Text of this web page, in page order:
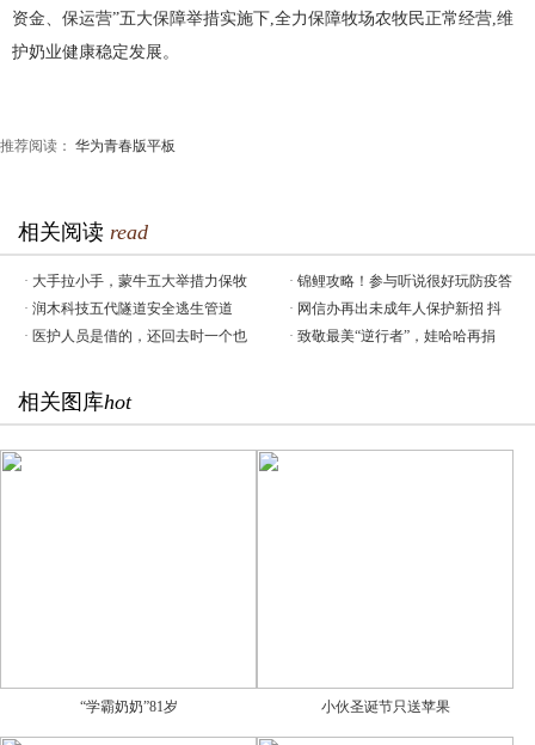
资金、保运营”五大保障举措实施下,全力保障牧场农牧民正常经营,维
护奶业健康稳定发展。
推荐阅读： 华为青春版平板
相关阅读 read
· 大手拉小手，蒙牛五大举措力保牧 · 锦鲤攻略！参与听说很好玩防疫答
· 润木科技五代隧道安全逃生管道 · 网信办再出未成年人保护新招 抖
· 医护人员是借的，还回去时一个也 · 致敬最美“逆行者”，娃哈哈再捐
相关图库hot
“学霸奶奶”81岁 小伙圣诞节只送苹果